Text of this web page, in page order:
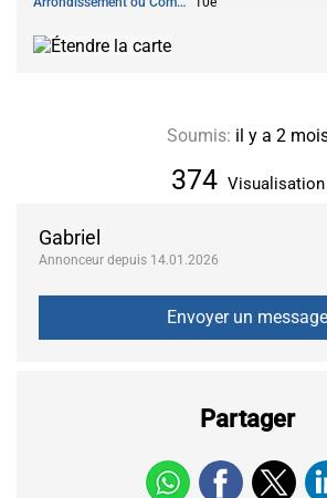
Gabriel
Annonceur depuis 14.01.2026
Partager
374 Visualisation
Soumis: il y a 2